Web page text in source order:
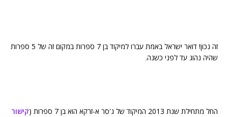
זה נכון! דואר ישראל באמת עברו למיקוד בן 7 ספרות במקום זה של 5 ספרות
שהיה נהוג עד לפני כשנה.
החל מתחילת שנת 2013 המיקוד של ג'סר א-זרקא הוא בן 7 ספרות (
קישור